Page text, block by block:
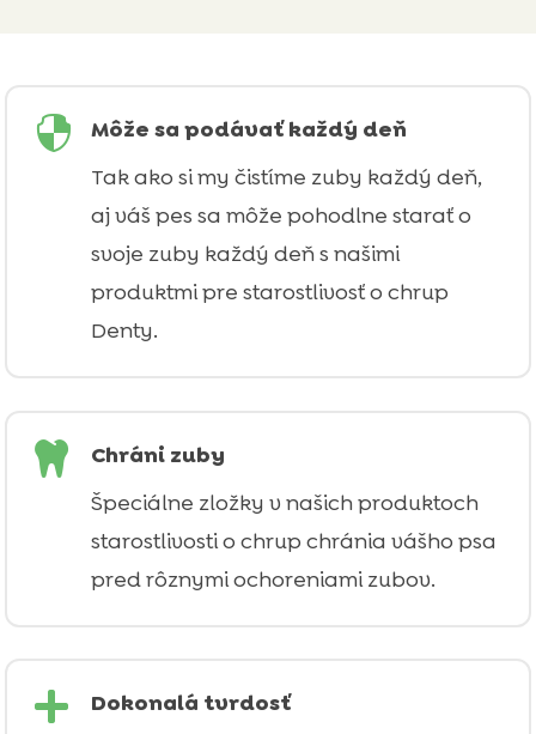

Môže sa podávať každý deň
Tak ako si my čistíme zuby každý deň,
aj váš pes sa môže pohodlne starať o
svoje zuby každý deň s našimi
produktmi pre starostlivosť o chrup
Denty.

Chráni zuby
Špeciálne zložky v našich produktoch
starostlivosti o chrup chránia vášho psa
pred rôznymi ochoreniami zubov.

Dokonalá tvrdosť